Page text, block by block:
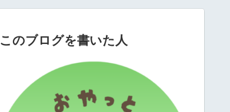
このブログを書いた人